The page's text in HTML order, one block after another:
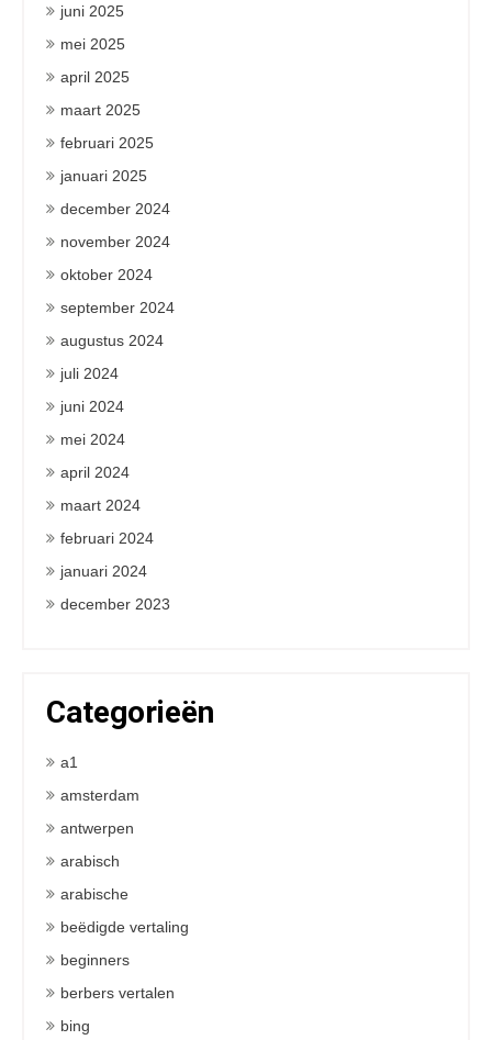
juni 2025
mei 2025
april 2025
maart 2025
februari 2025
januari 2025
december 2024
november 2024
oktober 2024
september 2024
augustus 2024
juli 2024
juni 2024
mei 2024
april 2024
maart 2024
februari 2024
januari 2024
december 2023
Categorieën
a1
amsterdam
antwerpen
arabisch
arabische
beëdigde vertaling
beginners
berbers vertalen
bing